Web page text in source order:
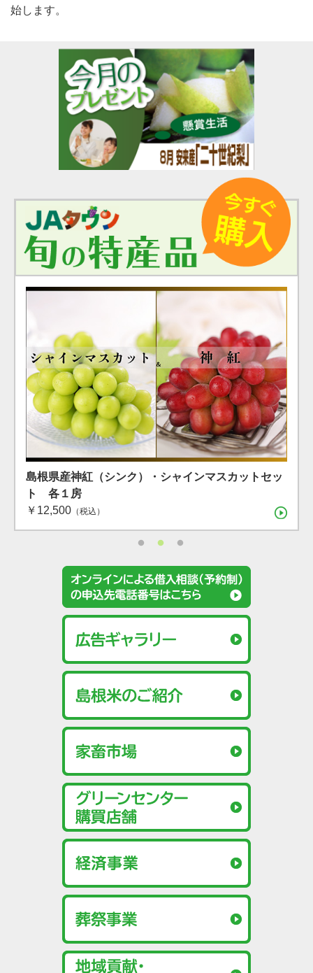
始します。
島根県産 シャインマスカット １房（600g）（7月下
旬〜8月上旬）
（税込）
島根県産神紅（シンク）・シャインマスカットセッ
ト 各１房
￥12,500 （税込）
島根県産 アールスメロン2玉箱
（税込）